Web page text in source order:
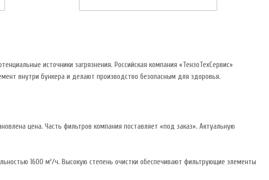
источники загрязнения. Российская компания «ТензоТехСервис»
внутри бункера и делают производство безопасным для здоровья.
цена. Часть фильтров компания поставляет «под заказ». Актуальную
1600 м³/ч. Высокую степень очистки обеспечивают фильтрующие элементы